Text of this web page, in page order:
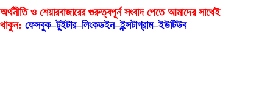
অর্থনীতি ও শেয়ারবাজারের গুরুত্বপূর্ন সংবাদ পেতে আমাদের সাথেই
থাকুন: ফেসবুক–টুইটার–লিংকডইন–ইন্সটাগ্রাম–ইউটিউব